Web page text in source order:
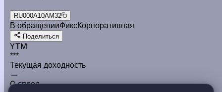
RU000A10AM32
В обращенииФиксКорпоративная
Поделиться
YTM
***
Текущая доходность
—
G спред